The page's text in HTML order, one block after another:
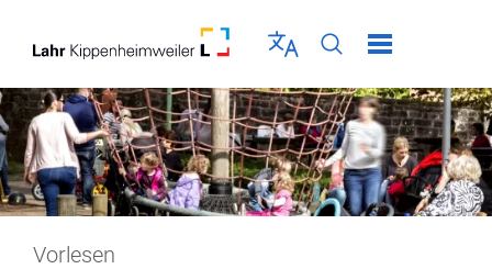
Sprache wählen
Seiten-Suche
Menü schließen
Vorlesen